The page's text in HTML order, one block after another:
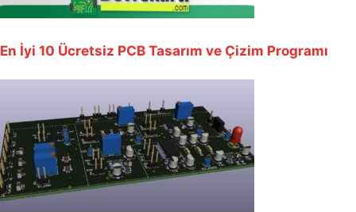
En İyi 10 Ücretsiz PCB Tasarım ve Çizim Programı